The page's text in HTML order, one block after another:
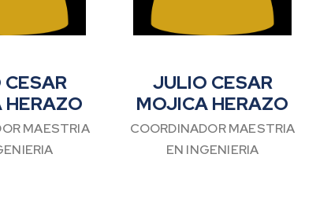
MAESTRIA
JULIO CESAR
MOJICA HERAZO
COORDINADOR MAESTRIA
EN INGENIERIA